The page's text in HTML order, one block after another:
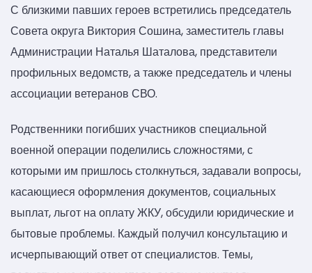
С близкими павших героев встретились председатель
Совета округа Виктория Сошина, заместитель главы
Администрации Наталья Шаталова, представители
профильных ведомств, а также председатель и члены
ассоциации ветеранов СВО.
Родственники погибших участников специальной
военной операции поделились сложностями, с
которыми им пришлось столкнуться, задавали вопросы,
касающиеся оформления документов, социальных
выплат, льгот на оплату ЖКУ, обсудили юридические и
бытовые проблемы. Каждый получил консультацию и
исчерпывающий ответ от специалистов. Темы,